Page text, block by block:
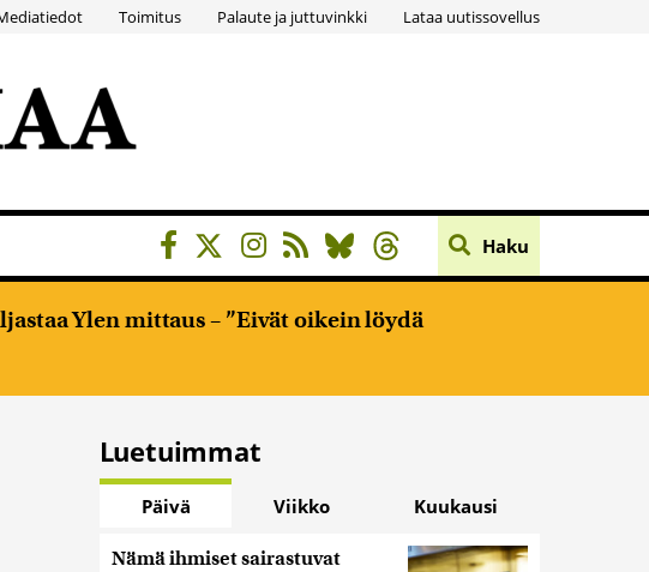
Toimitus Palaute ja juttuvinkki Lataa uutissovellus
Haku
Ylen mittaus – ”Eivät oikein löydä
Luetuimmat
Päivä Viikko Kuukausi
Nämä ihmiset sairastuvat